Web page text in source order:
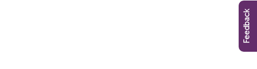
Feedback